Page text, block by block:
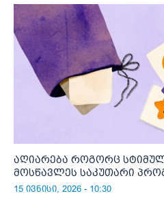
აღიარება როგორც
მოსწავლეს საკუთარი
15 ივნისი, 2026 - 10:30